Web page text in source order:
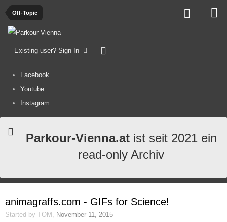
Off-Topic
Existing user? Sign In
Facebook
Youtube
Instagram
Parkour-Vienna.atist seit 2021 ein
read-only Archiv
animagraffs.com - GIFs for Science!
Started by TOM November 11, 2015